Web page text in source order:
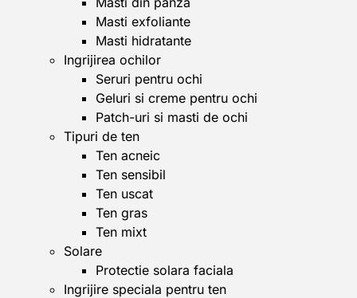
Masti exfoliante
Masti hidratante
Ingrijirea ochilor
Seruri pentru ochi
Geluri si creme pentru ochi
Patch-uri si masti de ochi
Tipuri de ten
Ten acneic
Ten sensibil
Ten uscat
Ten gras
Ten mixt
Solare
Protectie solara faciala
Ingrijire speciala pentru ten